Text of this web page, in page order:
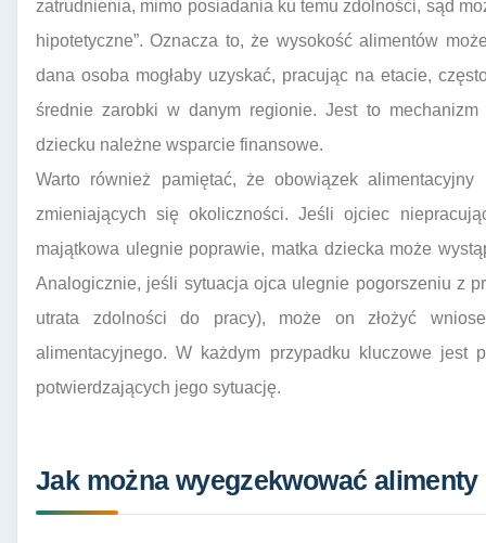
zatrudnienia, mimo posiadania ku temu zdolności, sąd
hipotetyczne”. Oznacza to, że wysokość alimentów
dana osoba mogłaby uzyskać, pracując na etacie,
średnie zarobki w danym regionie. Jest to
dziecku należne wsparcie finansowe.
Warto również pamiętać, że obowiązek
zmieniających się okoliczności. Jeśli ojciec
majątkowa ulegnie poprawie, matka dziecka może
Analogicznie, jeśli sytuacja ojca ulegnie pogorszeniu z
utrata zdolności do pracy), może on złożyć
alimentacyjnego. W każdym przypadku kluczowe jest
potwierdzających jego sytuację.
Jak można wyegzekwować